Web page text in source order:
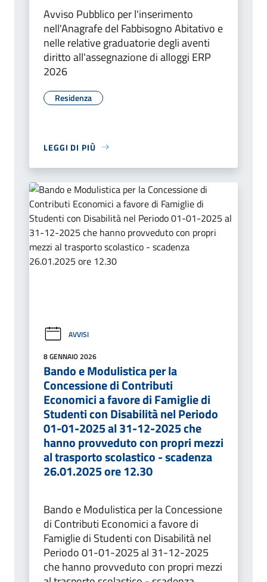
Avviso Pubblico per l'inserimento
nell'Anagrafe del Fabbisogno Abitativo e
nelle relative graduatorie degli aventi
diritto all'assegnazione di alloggi ERP
2026
Residenza
LEGGI DI PIÙ
AVVISI
8 GENNAIO 2026
Bando e Modulistica per la
Concessione di Contributi
Economici a favore di Famiglie di
Studenti con Disabilità nel Periodo
01-01-2025 al 31-12-2025 che
hanno provveduto con propri mezzi
al trasporto scolastico - scadenza
26.01.2025 ore 12.30
Bando e Modulistica per la Concessione
di Contributi Economici a favore di
Famiglie di Studenti con Disabilità nel
Periodo 01-01-2025 al 31-12-2025
che hanno provveduto con propri mezzi